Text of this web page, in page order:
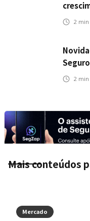
2
na 2
Mais conteúdos
Mercado